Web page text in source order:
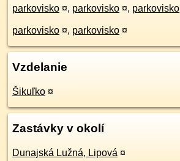
parkovisko ¤, parkovisko ¤, parkovisko
parkovisko ¤, parkovisko ¤
Vzdelanie
Šikuľko ¤
Zastávky v okolí
Dunajská Lužná, Lipová ¤